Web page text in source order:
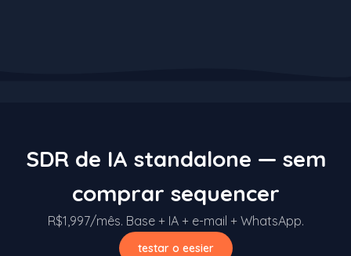
SDR de IA standalone — sem
comprar sequencer
R$1,997/mês. Base + IA + e-mail + WhatsApp.
testar o eesier